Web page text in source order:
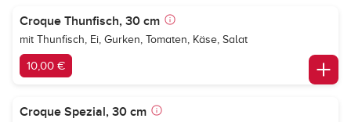
Croque Thunfisch, 30 cm
mit Thunfisch, Ei, Gurken, Tomaten, Käse, Salat
10,00 €
Croque Spezial, 30 cm